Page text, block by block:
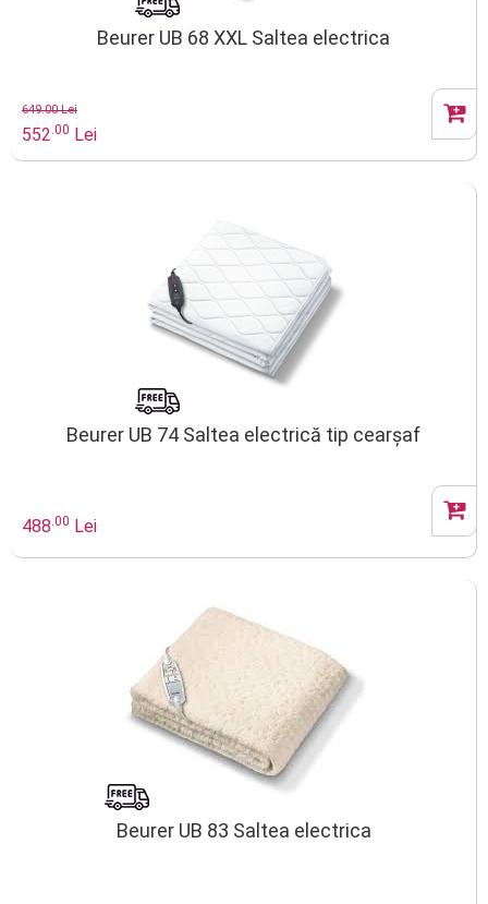
Beurer UB 68 XXL Saltea electrica
649.00 Lei
552.00 Lei
Beurer UB 74 Saltea electrică tip cearșaf
488.00 Lei
Beurer UB 83 Saltea electrica